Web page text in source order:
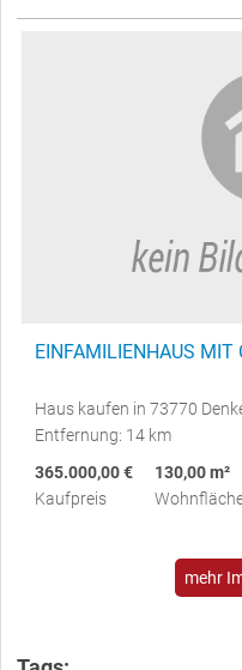
EINFAMILIENHAUS
Haus kaufen in 73770
Entfernung: 14 km
365.000,00 €
Kaufpreis
130,00 m²
mehr